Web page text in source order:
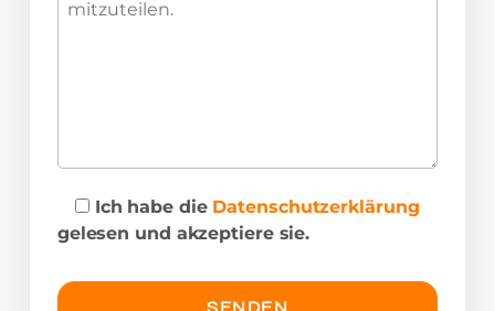
Ich habe die Datenschutzerklärung
gelesen und akzeptiere sie.